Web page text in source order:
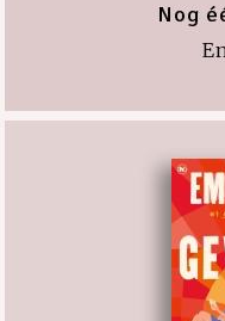
Nog